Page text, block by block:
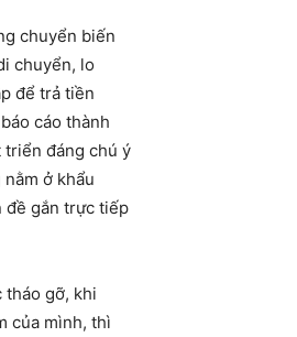
chuyển biến
chuyển, lo
để trả tiền
cáo thành
triển đáng chú ý
ở khẩu
đề gắn trực tiếp
tháo gỡ, khi
của mình, thì